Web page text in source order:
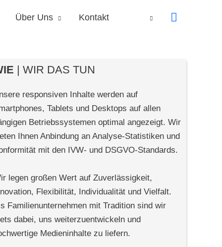
Über Uns Kontakt
| WIR DAS TUN
responsiven Inhalte werden auf
Tablets und Desktops auf allen
Betriebssystemen optimal angezeigt. Wir
Ihnen Anbindung an Analyse-Statistiken und
mit den IVW- und DSGVO-Standards.
legen großen Wert auf Zuverlässigkeit,
Flexibilität, Individualität und Vielfalt.
Familienunternehmen mit Tradition sind wir
dabei, uns weiterzuentwickeln und
Medieninhalte zu liefern.